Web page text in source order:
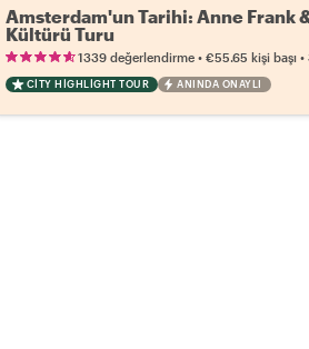
Amsterdam'un Tarihi: Anne Frank
Kültürü Turu
1339 değerlendirme• €55.65 kişi başı•
CITY HIGHLIGHT TOUR ANINDA ONAYLI